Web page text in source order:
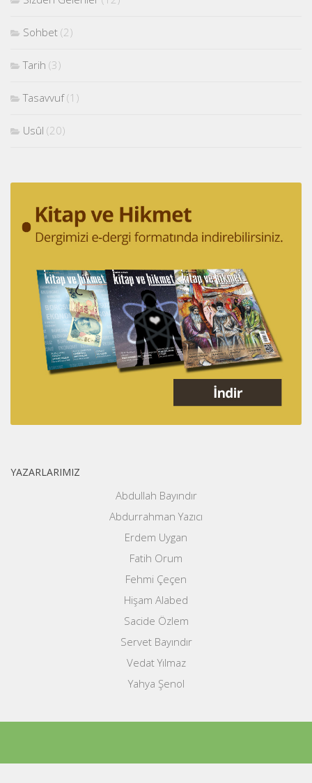
Sohbet (2)
Tarih (3)
Tasavvuf(1)
Usûl (20)
YAZARLARIMIZ
Abdullah Bayındır
Abdurrahman Yazıcı
Erdem Uygan
Fatih Orum
Fehmi Çeçen
Hişam Alabed
Sacide Özlem
Servet Bayındır
Vedat Yılmaz
Yahya Şenol